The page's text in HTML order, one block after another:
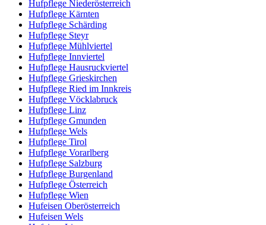
Hufpflege Niederösterreich
Hufpflege Kärnten
Hufpflege Schärding
Hufpflege Steyr
Hufpflege Mühlviertel
Hufpflege Innviertel
Hufpflege Hausruckviertel
Hufpflege Grieskirchen
Hufpflege Ried im Innkreis
Hufpflege Vöcklabruck
Hufpflege Linz
Hufpflege Gmunden
Hufpflege Wels
Hufpflege Tirol
Hufpflege Vorarlberg
Hufpflege Salzburg
Hufpflege Burgenland
Hufpflege Österreich
Hufpflege Wien
Hufeisen Oberösterreich
Hufeisen Wels